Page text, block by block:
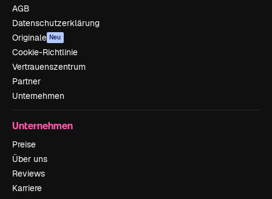
AGB
Datenschutzerklärung
Originale Neu
Cookie-Richtlinie
Vertrauenszentrum
Partner
Unternehmen
Unternehmen
Preise
Über uns
Reviews
Karriere